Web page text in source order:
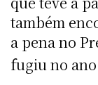
também
a pena no
fugiu no ano